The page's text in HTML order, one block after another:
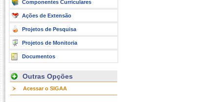
Componentes Curriculares
Ações de Extensão
Projetos de Pesquisa
Projetos de Monitoria
Documentos
Outras Opções
Acessar o SIGAA